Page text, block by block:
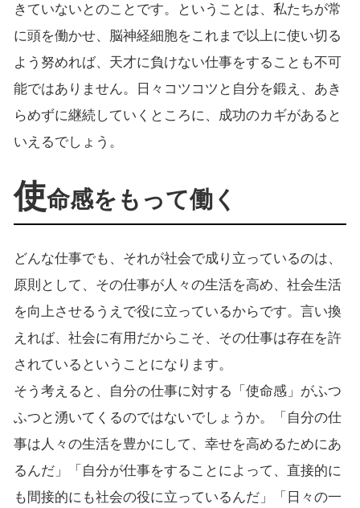
きていないとのことです。ということは、私たちが常
に頭を働かせ、脳神経細胞をこれまで以上に使い切る
よう努めれば、天才に負けない仕事をすることも不可
能ではありません。日々コツコツと自分を鍛え、あき
らめずに継続していくところに、成功のカギがあると
いえるでしょう。
使命感をもって働く
どんな仕事でも、それが社会で成り立っているのは、
原則として、その仕事が人々の生活を高め、社会生活
を向上させるうえで役に立っているからです。言い換
えれば、社会に有用だからこそ、その仕事は存在を許
されているということになります。
そう考えると、自分の仕事に対する「使命感」がふつ
ふつと湧いてくるのではないでしょうか。「自分の仕
事は人々の生活を豊かにして、幸せを高めるためにあ
るんだ」「自分が仕事をすることによって、直接的に
も間接的にも社会の役に立っているんだ」「日々の一